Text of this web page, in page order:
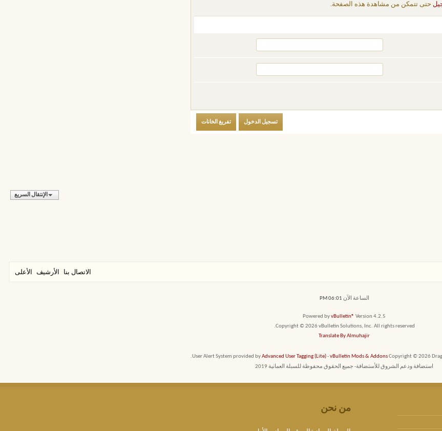
حتى تتمكن من مشاهدة هذه الصفحة.
الإنتقال السريع
الاتصال بنا الأرشيف الأعلى
الساعة الآن 06:01 PM
Powered byvBulletin® Version 4.2.5
Copyright © 2026 vBulletin Solutions, Inc. All rights reserved.
Translate By Almuhajir
User Alert System provided byAdvanced User Tagging (Lite)-vBulletin Mods & AddonsCopyright © 2026
استضافة ودعم الشروق للأستضافة- جميع الحقوق محفوظة للسبلة العمانية 2019
من نحن